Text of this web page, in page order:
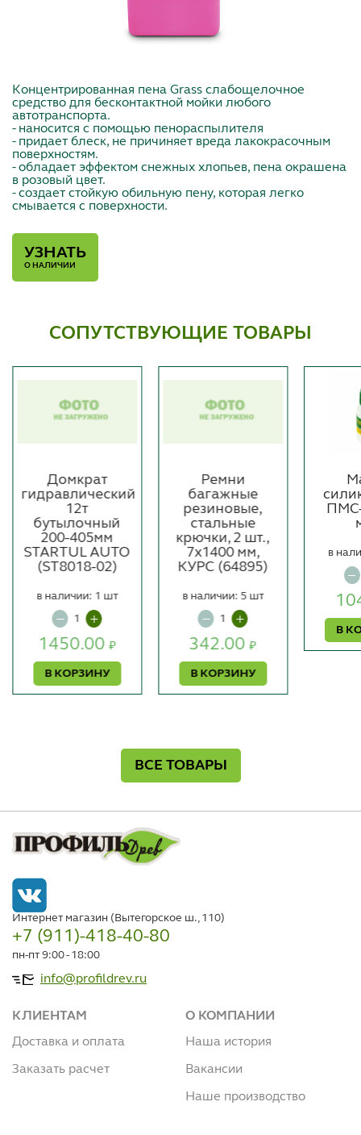
Концентрированная пена Grass слабощелочное
средство для бесконтактной мойки любого
автотранспорта.
- наносится с помощью пенораспылителя
- придает блеск, не причиняет вреда лакокрасочным
поверхностям.
- обладает эффектом снежных хлопьев, пена окрашена
в розовый цвет.
- создает стойкую обильную пену, которая легко
смывается с поверхности.
УЗНАТЬ
О НАЛИЧИИ
СОПУТСТВУЮЩИЕ ТОВАРЫ
Домкрат
гидравлический
12т
бутылочный
200-405мм
STARTUL AUTO
(ST8018-02)
1450.00₽
В КОРЗИНУ
в наличии: 1 шт
Ремни
багажные
резиновые,
стальные
крючки, 2 шт.,
7х1400 мм,
КУРС (64895)
342.00₽
В КОРЗИНУ
в наличии: 5 шт
В
в
ВСЕ ТОВАРЫ
Интернет магазин (Вытегорское ш., 110)
+7 (911)-418-40-80
пн-пт 9:00 - 18:00
info@profildrev.ru
КЛИЕНТАМ
Доставка и оплата
Заказать расчет
О КОМПАНИИ
Наша история
Вакансии
Наше производство